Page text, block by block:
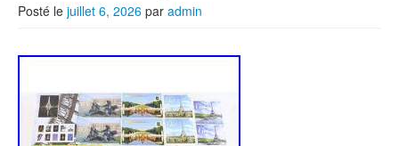
Posté le juillet 6, 2026 par admin